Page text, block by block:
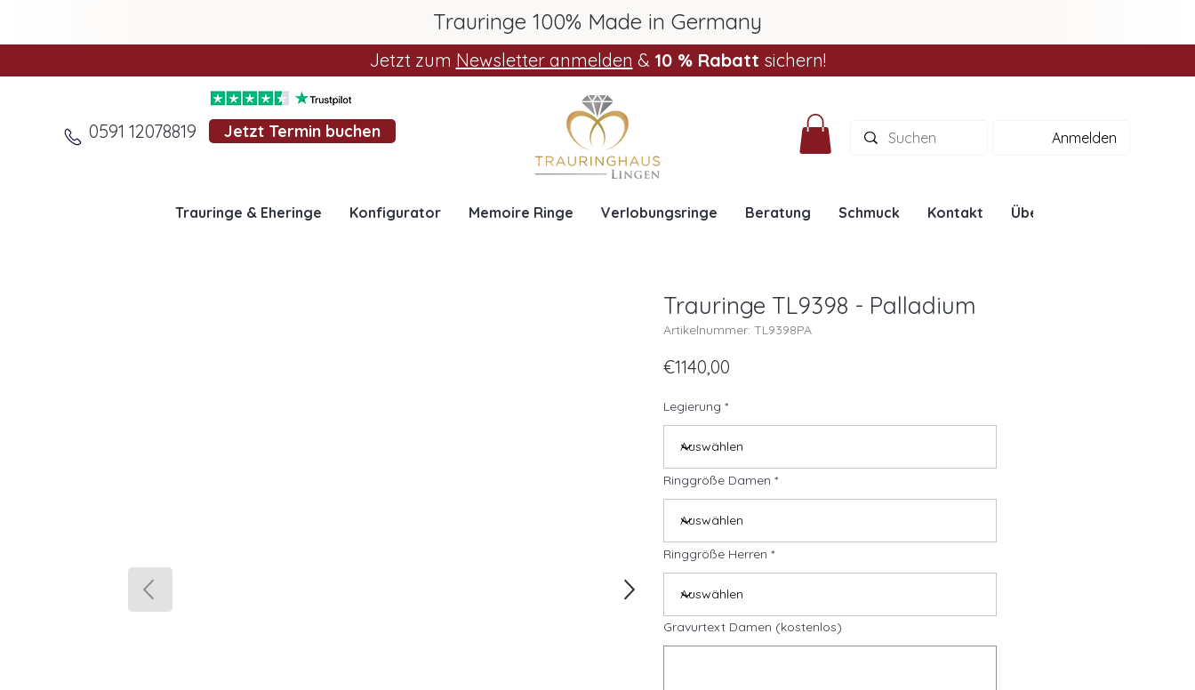
Trauringe 100% Made in Germany
Jetzt zum Newsletter anmelden & 10 % Rabatt sichern!
0591 12078819 Jetzt Termin buchen Anmelden
Trauringe & Eheringe Konfigurator Memoire Ringe Verlobungsringe Beratung Schmuck Kontakt Über uns
Trauringe TL9398 - Palladium
Artikelnummer: TL9398PA
€1140,00
Legierung
Ringgröße Damen
Ringgröße Herren
Gravurtext Damen (kostenlos)